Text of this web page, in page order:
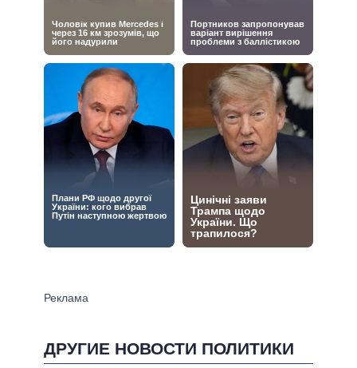
ДРУГИЕ НОВОСТИ ПОЛИТИКИ